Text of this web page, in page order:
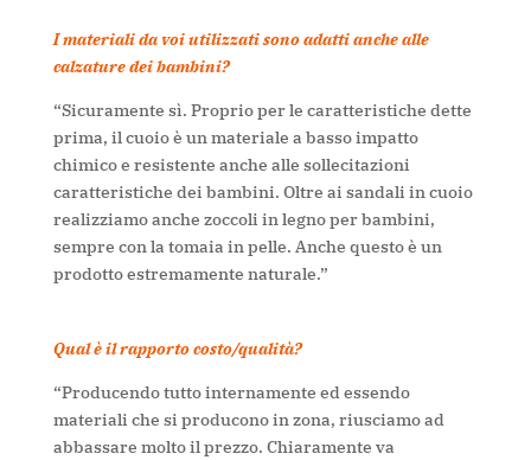
I materiali da voi utilizzati sono adatti anche alle
calzature dei bambini?
“Sicuramente sì. Proprio per le caratteristiche dette
prima, il cuoio è un materiale a basso impatto
chimico e resistente anche alle sollecitazioni
caratteristiche dei bambini. Oltre ai sandali in cuoio
realizziamo anche zoccoli in legno per bambini,
sempre con la tomaia in pelle. Anche questo è un
prodotto estremamente naturale.”
Qual è il rapporto costo/qualità?
“Producendo tutto internamente ed essendo
materiali che si producono in zona, riusciamo ad
abbassare molto il prezzo. Chiaramente va